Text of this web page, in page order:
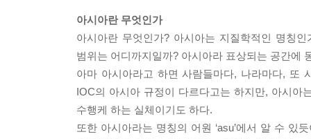
아시아란 무엇인가
아시아란 무엇인가? 아시아는 지질학적인 명칭
범위는 어디까지일까? 아시아라 표상되는 공간에
아마 아시아라고 하면 사람들마다, 나라마다, 또
IOC의 아시아 규정이 다르다고는 하지만, 아시아
수행케 하는 실체이기도 하다.
또한 아시아라는 명칭의 어원 ‘asu’에서 알 수